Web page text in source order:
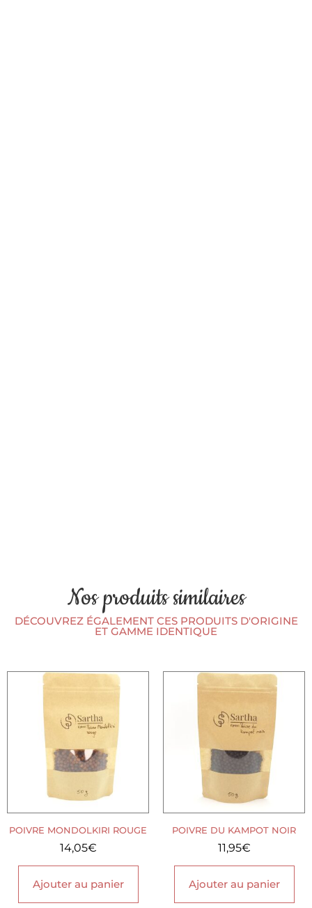
Nos produits similaires
DÉCOUVREZ ÉGALEMENT CES PRODUITS D'ORIGINE
ET GAMME IDENTIQUE
POIVRE MONDOLKIRI ROUGE
14,05€
Ajouter au panier
POIVRE DU KAMPOT NOIR
11,95€
Ajouter au panier